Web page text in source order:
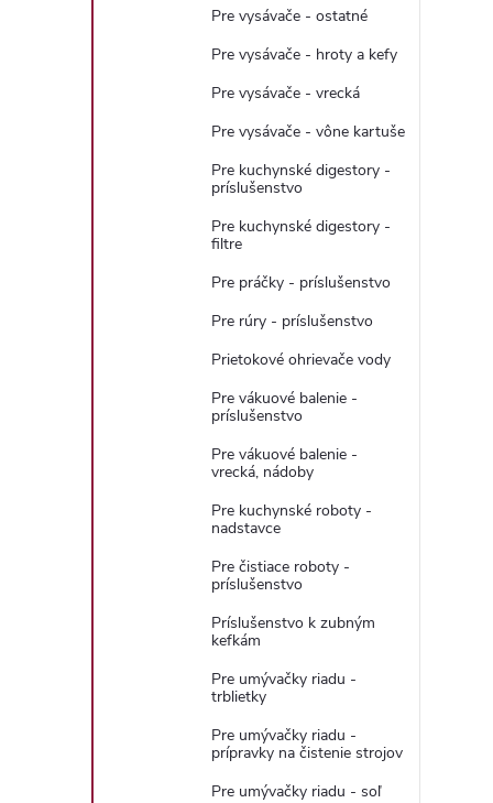
Pre vysávače - ostatné
Pre vysávače - hroty a kefy
Pre vysávače - vrecká
Pre vysávače - vône kartuše
Pre kuchynské digestory -
príslušenstvo
Pre kuchynské digestory -
filtre
Pre práčky - príslušenstvo
Pre rúry - príslušenstvo
Prietokové ohrievače vody
Pre vákuové balenie -
príslušenstvo
Pre vákuové balenie -
vrecká, nádoby
Pre kuchynské roboty -
nadstavce
Pre čistiace roboty -
príslušenstvo
Príslušenstvo k zubným
kefkám
Pre umývačky riadu -
trblietky
Pre umývačky riadu -
prípravky na čistenie strojov
Pre umývačky riadu - soľ